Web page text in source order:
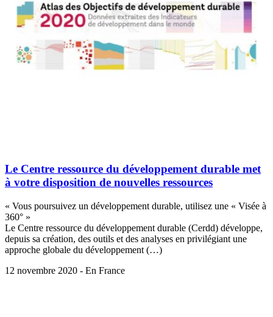
Le Centre ressource du développement durable met
à votre disposition de nouvelles ressources
« Vous poursuivez un développement durable, utilisez une « Visée à
360° »
Le Centre ressource du développement durable (Cerdd) développe,
depuis sa création, des outils et des analyses en privilégiant une
approche globale du développement (…)
12 novembre 2020 - En France